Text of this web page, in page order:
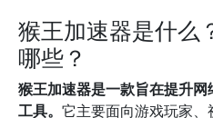
猴王加速器是什么
哪些？
猴王加速器是一款旨在提升
工具。 它主要面向游戏玩家